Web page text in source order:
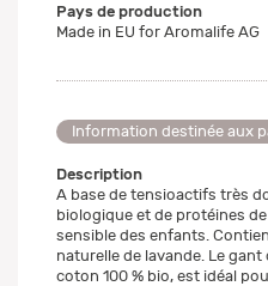
Pays de production
Made in EU for Aromalife AG
Information destinée aux
Description
A base de tensioactifs très
biologique et de protéines
sensible des enfants.
naturelle de lavande. Le
coton 100 % bio, est idéal